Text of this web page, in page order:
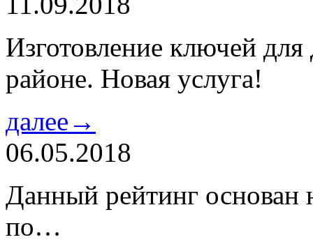
Изготовление ключей
районе. Новая услуга!
далее→
06.05.2018
Данный рейтинг основан
по…